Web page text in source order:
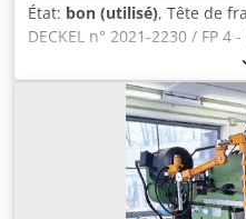
État: bon (utilisé), Tête de
DECKEL n° 2021-2230 / FP
grande vitesse convient à un
Lorsqu'il est utilisé sur un
est nécessaire. Chedpfx
40 Plage de vitesse de
tr/min. Réglage de la plume
Rue Rüschebrink 151-153